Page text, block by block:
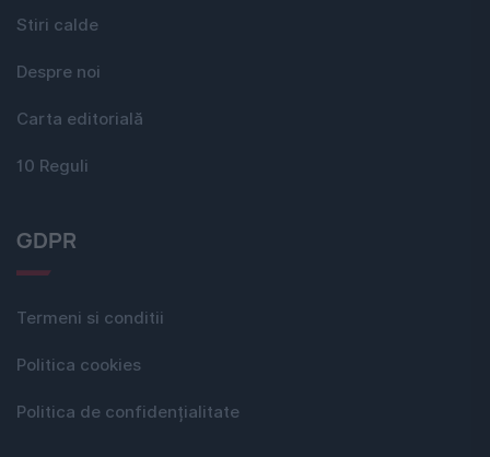
Stiri calde
Despre noi
Carta editorială
10 Reguli
GDPR
Termeni si conditii
Politica cookies
Politica de confidențialitate